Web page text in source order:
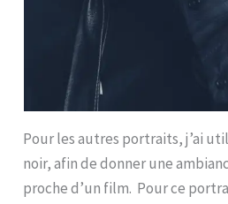
Pour les autres portraits, j’ai
noir, afin de donner une
proche d’un film. Pour ce